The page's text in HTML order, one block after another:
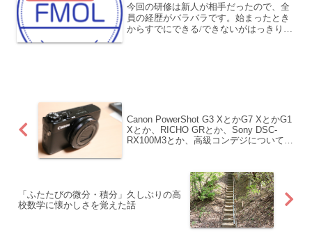
今回の研修は新人が相手だったので、全
員の経歴がバラバラです。始まったとき
からすでにできる/できないがはっきりし
Canon PowerShot G3 XとかG7 XとかG1
Xとか、RICHO GRとか、Sony DSC-
RX100M3とか、高級コンデジについて
「ふたたびの微分・積分」久しぶりの高
校数学に懐かしさを覚えた話